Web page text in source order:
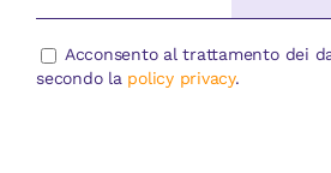
Acconsento al trattamento dei
secondo la policy privacy.